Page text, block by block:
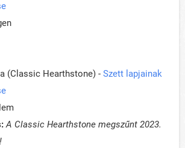
(Classic Hearthstone) - Szett lapjainak
A Classic Hearthstone megszűnt 2023.